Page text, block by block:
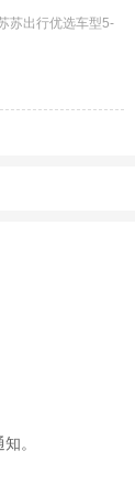
苏出行优选车型5-
。